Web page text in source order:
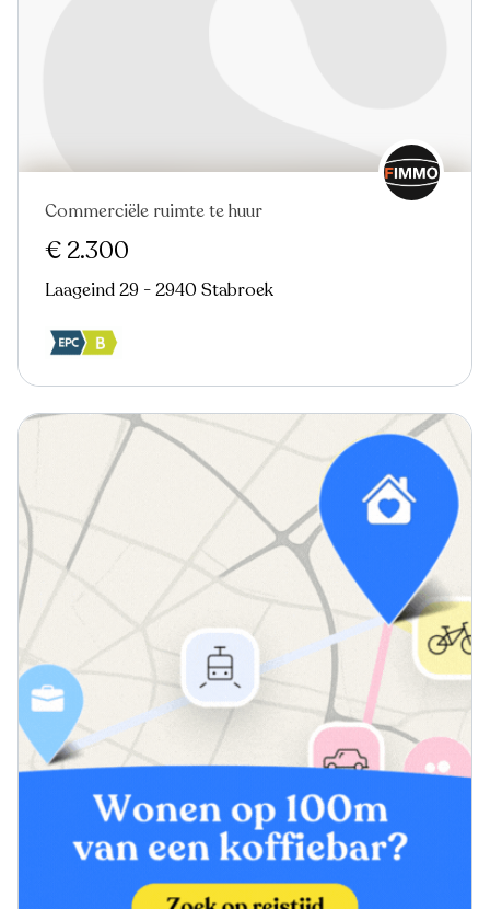
Commerciële ruimte te huur
€ 2.300
Laageind 29 - 2940 Stabroek